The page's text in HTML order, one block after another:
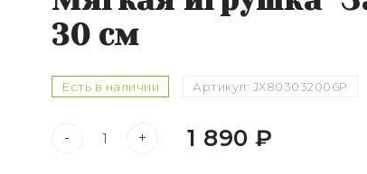
30 см
Есть в наличии Артикул: JX803032006P
- + 1 890 ₽